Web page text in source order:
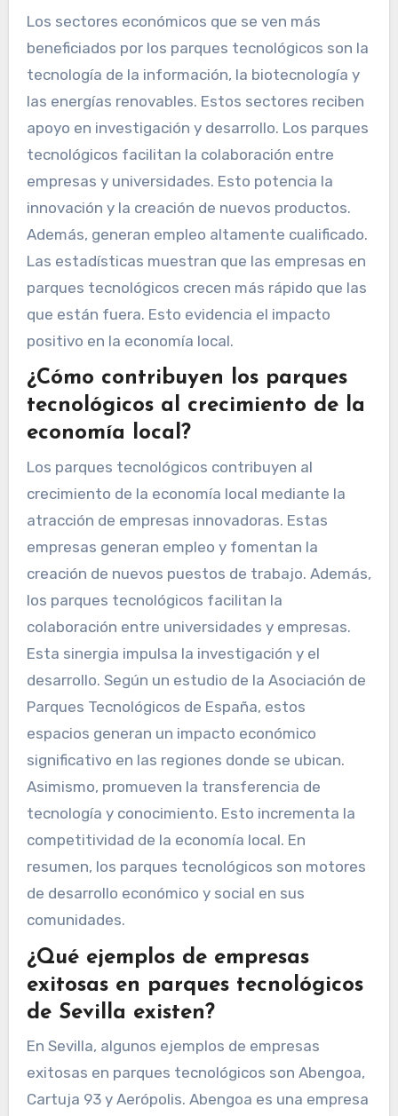
Los sectores económicos que se ven más
beneficiados por los parques tecnológicos son la
tecnología de la información, la biotecnología y
las energías renovables. Estos sectores reciben
apoyo en investigación y desarrollo. Los parques
tecnológicos facilitan la colaboración entre
empresas y universidades. Esto potencia la
innovación y la creación de nuevos productos.
Además, generan empleo altamente cualificado.
Las estadísticas muestran que las empresas en
parques tecnológicos crecen más rápido que las
que están fuera. Esto evidencia el impacto
positivo en la economía local.
¿Cómo contribuyen los parques
tecnológicos al crecimiento de la
economía local?
Los parques tecnológicos contribuyen al
crecimiento de la economía local mediante la
atracción de empresas innovadoras. Estas
empresas generan empleo y fomentan la
creación de nuevos puestos de trabajo. Además,
los parques tecnológicos facilitan la
colaboración entre universidades y empresas.
Esta sinergia impulsa la investigación y el
desarrollo. Según un estudio de la Asociación de
Parques Tecnológicos de España, estos
espacios generan un impacto económico
significativo en las regiones donde se ubican.
Asimismo, promueven la transferencia de
tecnología y conocimiento. Esto incrementa la
competitividad de la economía local. En
resumen, los parques tecnológicos son motores
de desarrollo económico y social en sus
comunidades.
¿Qué ejemplos de empresas
exitosas en parques tecnológicos
de Sevilla existen?
En Sevilla, algunos ejemplos de empresas
exitosas en parques tecnológicos son Abengoa,
Cartuja 93 y Aerópolis. Abengoa es una empresa